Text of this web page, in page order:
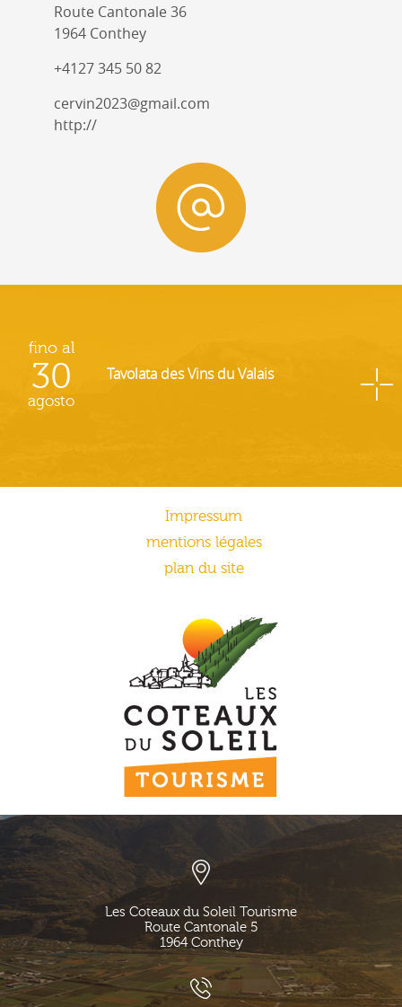
Route Cantonale 36
1964 Conthey
+4127 345 50 82
cervin2023@gmail.com
http://
fino al
30
agosto
Tavolata des Vins du Valais
Impressum
mentions légales
plan du site
Les Coteaux du Soleil Tourisme
Route Cantonale 5
1964 Conthey